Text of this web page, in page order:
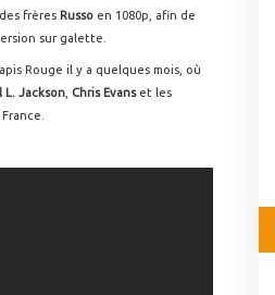
frères Russo en 1080p, afin de
sur galette.
Rouge il y a quelques mois, où
L. Jackson Chris Evanset les